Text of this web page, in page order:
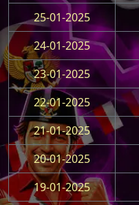
25-01-2025
24-01-2025
23-01-2025
22-01-2025
21-01-2025
20-01-2025
19-01-2025